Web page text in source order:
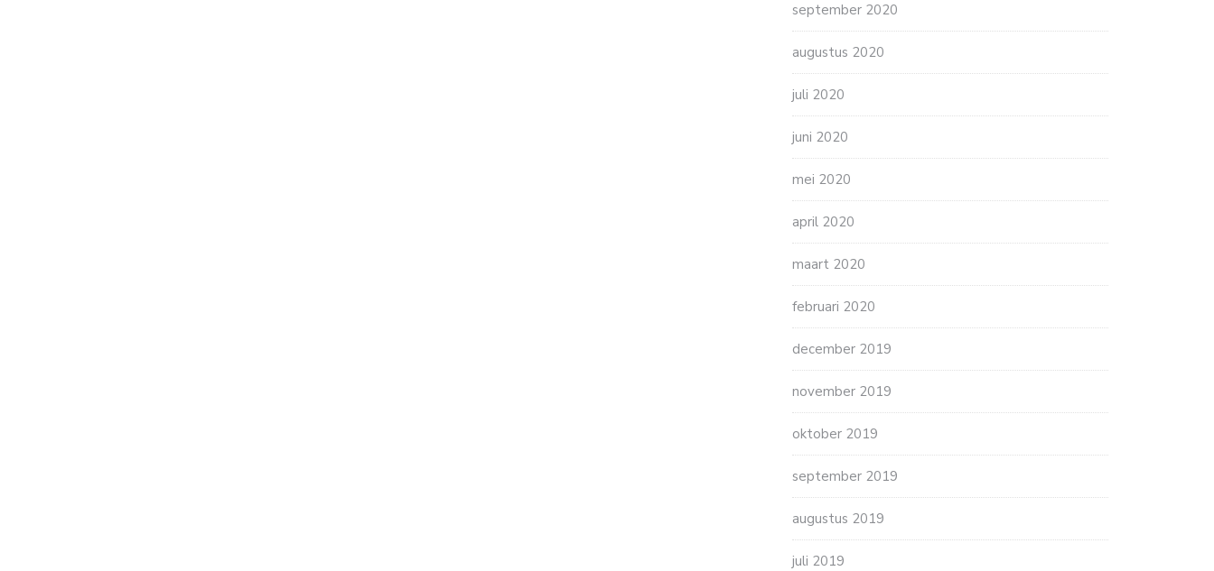
september 2020
augustus 2020
juli 2020
juni 2020
mei 2020
april 2020
maart 2020
februari 2020
december 2019
november 2019
oktober 2019
september 2019
augustus 2019
juli 2019